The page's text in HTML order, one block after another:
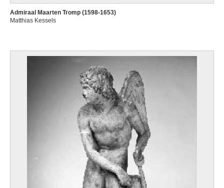
Admiraal Maarten Tromp (1598-1653)
Matthias Kessels